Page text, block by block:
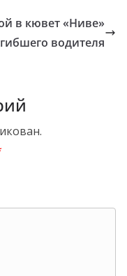
в кювет «Ниве»
водителя